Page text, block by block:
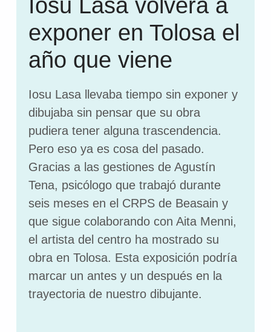
Iosu Lasa volverá a
exponer en Tolosa el
año que viene
Iosu Lasa llevaba tiempo sin exponer y
dibujaba sin pensar que su obra
pudiera tener alguna trascendencia.
Pero eso ya es cosa del pasado.
Gracias a las gestiones de Agustín
Tena, psicólogo que trabajó durante
seis meses en el CRPS de Beasain y
que sigue colaborando con Aita Menni,
el artista del centro ha mostrado su
obra en Tolosa. Esta exposición podría
marcar un antes y un después en la
trayectoria de nuestro dibujante.